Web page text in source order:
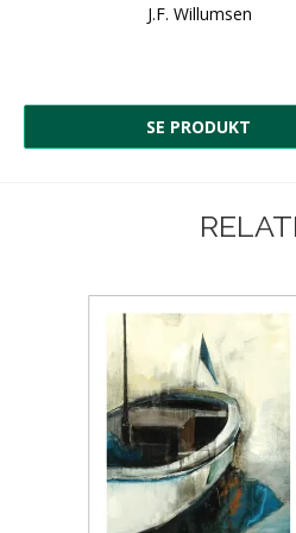
J.F. Willumsen
SE PRODUKT